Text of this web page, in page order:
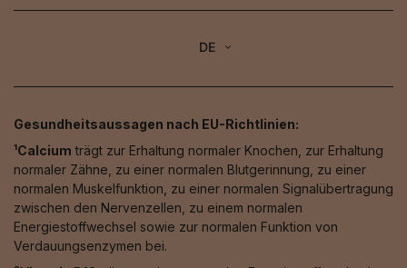
DE
Gesundheitsaussagen nach EU-Richtlinien:
¹Calcium trägt zur Erhaltung normaler Knochen, zur Erhaltung
normaler Zähne, zu einer normalen Blutgerinnung, zu einer
normalen Muskelfunktion, zu einer normalen Signalübertragung
zwischen den Nervenzellen, zu einem normalen
Energiestoffwechsel sowie zur normalen Funktion von
Verdauungsenzymen bei.